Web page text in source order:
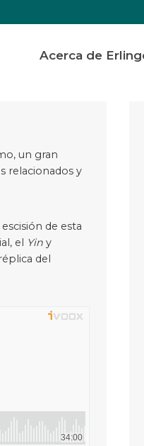
Acerca de
un gran
relacionados y
escisión de esta
el Yin y
del